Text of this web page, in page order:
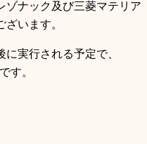
ゾナック及び三菱マテリア
います。
実行される予定で、
す。